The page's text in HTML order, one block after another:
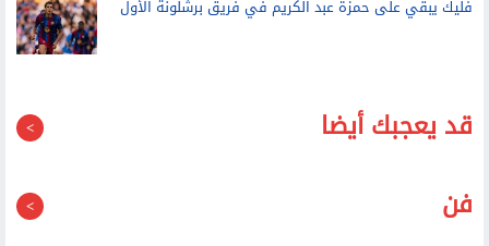
فليك يبقي على حمزة عبد الكريم في فريق برشلونة الأول
قد يعجبك أيضا
فن